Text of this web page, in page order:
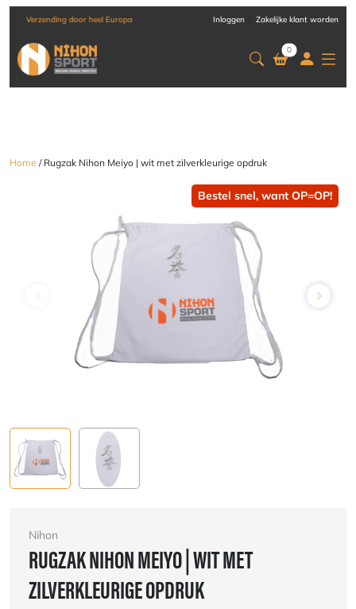
Verzending door heel Europa Inloggen Zakelijke klant worden
0
Home / Rugzak Nihon Meiyo | wit met zilverkleurige opdruk
Bestel snel, want OP=OP!
Nihon
RUGZAK NIHON MEIYO | WIT MET
ZILVERKLEURIGE OPDRUK